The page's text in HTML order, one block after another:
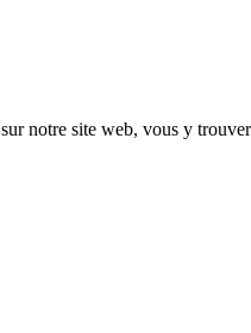
sur notre site web, vous y